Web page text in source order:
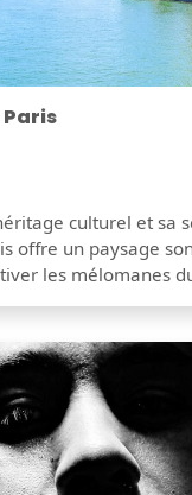
Paris
culturel et sa
offre un paysage
les mélomanes